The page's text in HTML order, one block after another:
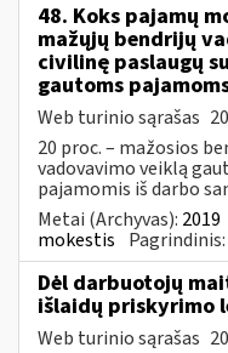
48. Koks pajamų
mažųjų bendrijų
civilinę paslaugų
gautoms
Web turinio sąrašas
20 proc. – mažosios
vadovavimo veiklą
pajamomis iš darbo
Metai (Archyvas): 2019
mokestis Pagrindinis:
Dėl darbuotojų
išlaidų priskyrimo
Web turinio sąrašas